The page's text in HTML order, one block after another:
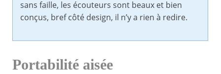
sans faille, les écouteurs sont beaux et bien
conçus, bref côté design, il n’y a rien à redire.
Portabilité aisée